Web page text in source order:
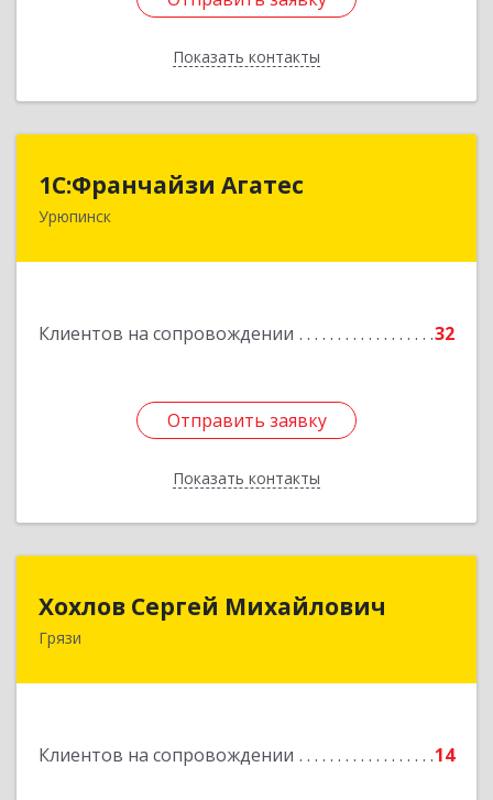
Показать контакты
Назад
1С:Франчайзи Агатес
Урюпинск
Клиентов на сопровождении 32
Отправить заявку
Показать контакты
403113, Волгоградская обл, Урюпинск г, Ленина
Отправить заявку
Назад
Хохлов Сергей Михайлович
Грязи
Клиентов на сопровождении 14
Хохлов Сергей Михайлович